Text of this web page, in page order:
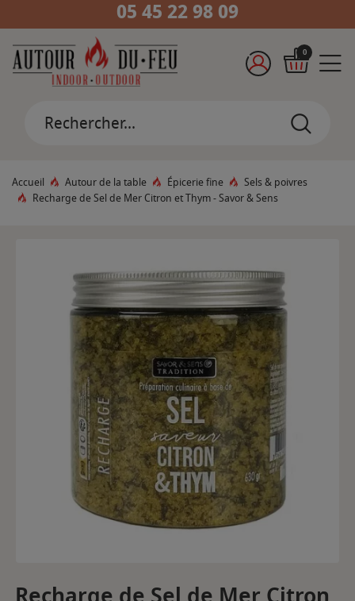
05 45 22 98 09
0
Accueil Autour de la table Épicerie fine
Sels & poivres
Recharge de Sel de Mer Citron et Thym - Savor & Sens